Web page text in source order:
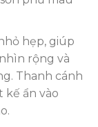
hẹp, giúp
rộng và
Thanh cánh
kế ẩn vào